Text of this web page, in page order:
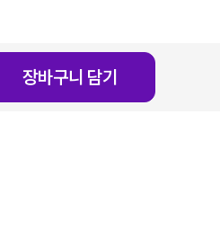
장바구니 담기